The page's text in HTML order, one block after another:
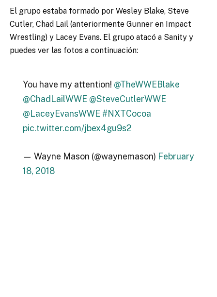
El grupo estaba formado por Wesley Blake, Steve
Cutler, Chad Lail (anteriormente Gunner en Impact
Wrestling) y Lacey Evans. El grupo atacó a Sanity y
puedes ver las fotos a continuación:
You have my attention! @TheWWEBlake
@ChadLailWWE @SteveCutlerWWE
@LaceyEvansWWE #NXTCocoa
pic.twitter.com/jbex4gu9s2
— Wayne Mason (@waynemason) February
18, 2018